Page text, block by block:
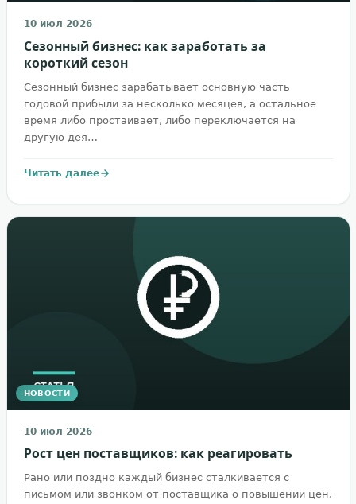
10 июл 2026
Сезонный бизнес: как заработать за
короткий сезон
Сезонный бизнес зарабатывает основную часть
годовой прибыли за несколько месяцев, а остальное
время либо простаивает, либо переключается на
другую дея…
Читать далее
НОВОСТИ
10 июл 2026
Рост цен поставщиков: как реагировать
Рано или поздно каждый бизнес сталкивается с
письмом или звонком от поставщика о повышении цен.